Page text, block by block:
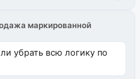
маркированной
убрать всю логику по